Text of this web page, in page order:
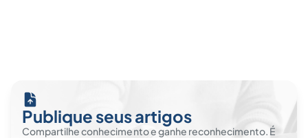
Publique seus artigos
Compartilhe conhecimento e ganhe reconhecimento. É